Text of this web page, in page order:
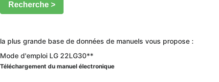
Recherche >
la plus grande base de données de manuels vous propose :
Mode d'emploi LG 22LG30**
Téléchargement du manuel électronique